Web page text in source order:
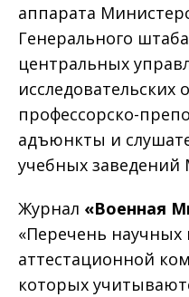
аппарата
Генерального
центральных
исследовательских
профессорско-
адъюнкты и
учебных
Журнал «Военная
«Перечень
аттестационной
которых